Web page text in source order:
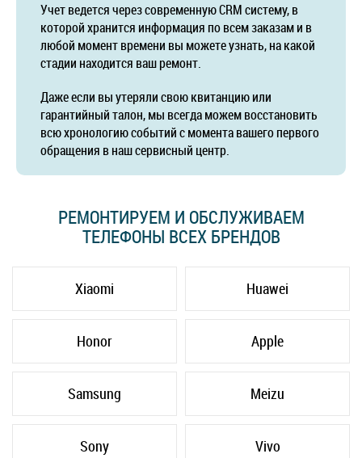
Учет ведется через современную CRM систему, в
которой хранится информация по всем заказам и в
любой момент времени вы можете узнать, на какой
стадии находится ваш ремонт.
Даже если вы утеряли свою квитанцию или
гарантийный талон, мы всегда можем восстановить
всю хронологию событий с момента вашего первого
обращения в наш сервисный центр.
РЕМОНТИРУЕМ И ОБСЛУЖИВАЕМ
ТЕЛЕФОНЫ ВСЕХ БРЕНДОВ
Xiaomi Huawei
Honor Apple
Samsung Meizu
Sony Vivo